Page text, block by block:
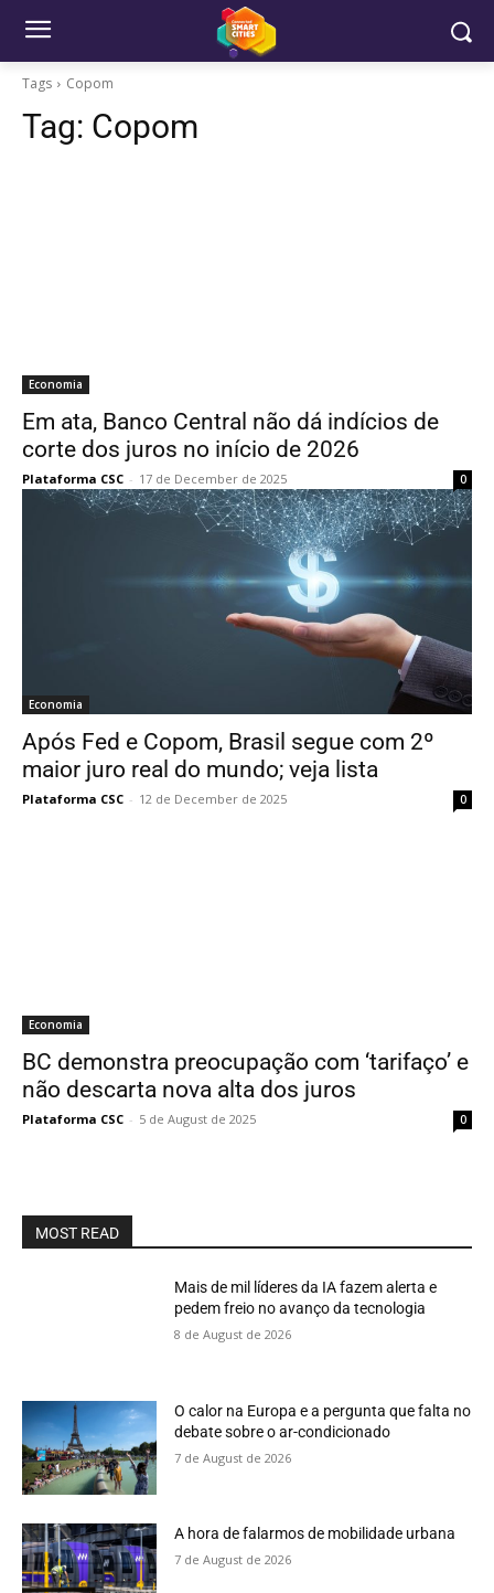
Tags Copom
Tag: Copom
Economia
Em ata, Banco Central não dá indícios de
corte dos juros no início de 2026
Plataforma CSC - 17 de December de 2025 0
Economia
Após Fed e Copom, Brasil segue com 2º
maior juro real do mundo; veja lista
Plataforma CSC - 12 de December de 2025 0
Economia
BC demonstra preocupação com ‘tarifaço’ e
não descarta nova alta dos juros
Plataforma CSC - 5 de August de 2025 0
MOST READ
Mais de mil líderes da IA fazem alerta e
pedem freio no avanço da tecnologia
8 de August de 2026
O calor na Europa e a pergunta que falta no
debate sobre o ar-condicionado
7 de August de 2026
A hora de falarmos de mobilidade urbana
7 de August de 2026